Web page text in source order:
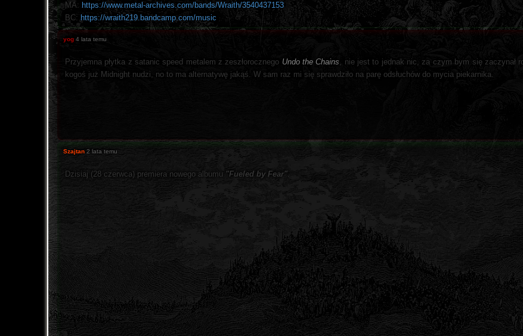
MA: https://www.metal-archives.com/bands/Wraith/3540437153
BC: https://wraith219.bandcamp.com/music
yog 4 lata temu
Przyjemna płytka z satanic speed metalem z zeszłorocznego Undo the Chains, nie jest to jednak nic, za czym bym się zaczynał
kogoś już Midnight nudzi, no to ma alternatywę jakąś. W sam raz mi się sprawdziło na parę odsłuchów do mycia piekarnika.
Szajtan 2 lata temu
Dzisiaj (28 czerwca) premiera nowego albumu "Fueled by Fear".